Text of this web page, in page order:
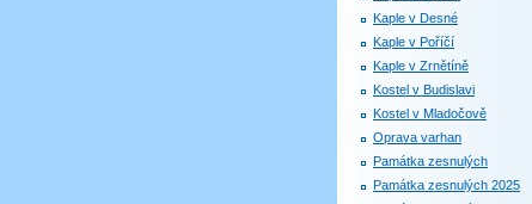
Kaple v Desné
Kaple v Poříčí
Kaple v Zrnětíně
Kostel v Budislavi
Kostel v Mladočově
Oprava varhan
Památka zesnulých
Památka zesnulých 2025